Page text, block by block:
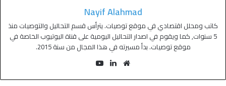
Nayif Alahmad
كاتب ومحلل اقتصادي في موقع توصيات. يترأس قسم التحاليل والتوصيات منذ
5 سنوات, كما ويقوم في اصدار التحاليل اليومية على قناة اليوتيوب الخاصة في
موقع توصيات. بدأ مسيرته في هذا المجال من سنة 2015.